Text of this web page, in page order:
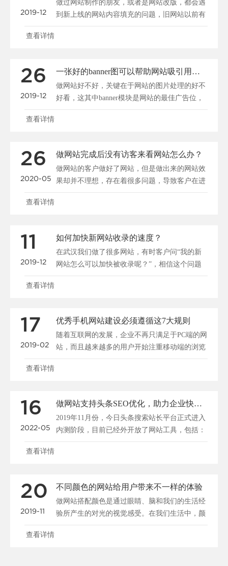
2019-12
做过网站制作的朋友，或者是网站改版，都会遇
到新上线的网站内容填充的问题，旧网站以前有
很多资料，我们怎......
查看详情
26
2019-12
一张好的banner图可以帮助网站吸引用户、促进转化
做网站好不好，关键在于网站的图片处理的好不
好看，这其中banner模块是网站的最佳广告位，
一张好的b......
查看详情
26
2020-05
做网站完成后没有访客来看网站怎么办？
做网站的客户做好了网站，但是做出来的网站效
果却并不理想，存在着很多问题，导致客户在进
入网站后停留很短......
查看详情
11
2019-12
如何加快新网站收录的速度？
在武汉我们做了很多网站，有时客户问“我的新
网站怎么可以加快被收录呢？”，相信这个问题
大家都很关心，所......
查看详情
17
2019-02
优秀手机网站建设必须遵循这7大规则
随着互联网的发展，企业不再只满足于PC端的网
站，而且越来越多的用户开始注重移动端的浏览
和搜索，所以说......
查看详情
16
2022-05
做网站支持头条SEO优化，助力企业快速布局移动端全网搜索
2019年11月份，今日头条搜索站长平台正式进入
内测阶段，目前已经外开放了网站工具，包括：
站点管理、......
查看详情
20
2019-11
不同颜色的网站给用户带来不一样的体验
做网站搭配颜色是通过眼睛、脑和我们的生活经
验所产生的对光的视觉感受。在我们生活中，颜
色和人的情绪是密......
查看详情